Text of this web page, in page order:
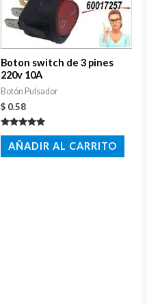
Boton switch de 3 pines
220v 10A
Botón Pulsador
$ 0.58
Valorado
con
5.00
de 5
AÑADIR AL CARRITO